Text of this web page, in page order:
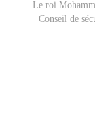
Le roi
Conseil de